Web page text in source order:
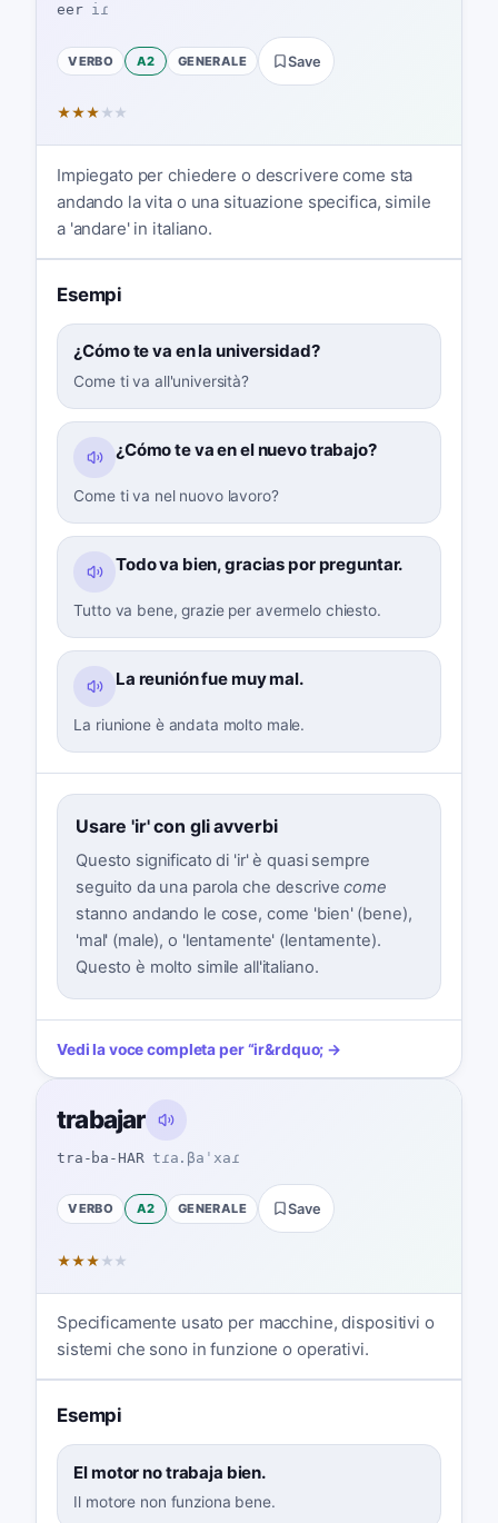
eer iɾ
VERBO A2 GENERALE Save
★★★ ★ ★
Impiegato per chiedere o descrivere come sta
andando la vita o una situazione specifica, simile
a 'andare' in italiano.
Esempi
¿Cómo te va en la universidad?
Come ti va all'università?
¿Cómo te va en el nuevo trabajo?
Come ti va nel nuovo lavoro?
Todo va bien, gracias por preguntar.
Tutto va bene, grazie per avermelo chiesto.
La reunión fue muy mal.
La riunione è andata molto male.
Usare 'ir' con gli avverbi
Questo significato di 'ir' è quasi sempre
seguito da una parola che descrivecome
stanno andando le cose, come 'bien' (bene),
'mal' (male), o 'lentamente' (lentamente).
Questo è molto simile all'italiano.
Vedi la voce completa per“ir&rdquo; →
trabajar
tra-ba-HAR tɾa.βaˈxaɾ
VERBO A2 GENERALE Save
★★★ ★ ★
Specificamente usato per macchine, dispositivi o
sistemi che sono in funzione o operativi.
Esempi
El motor no trabaja bien.
Il motore non funziona bene.